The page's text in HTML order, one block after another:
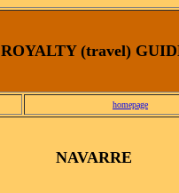
ROYALTY (travel)
homepage
NAVARRE